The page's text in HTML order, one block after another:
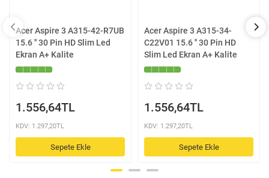
Acer Aspire 3 A315-42-R7UB
15.6 '' 30 Pin HD Slim Led
Ekran A+ Kalite
1.556,64TL
KDV: 1.297,20TL
Sepete Ekle
Acer Aspire 3 A315-34-
C22V01 15.6 '' 30 Pin HD
Slim Led Ekran A+ Kalite
1.556,64TL
KDV: 1.297,20TL
Sepete Ekle